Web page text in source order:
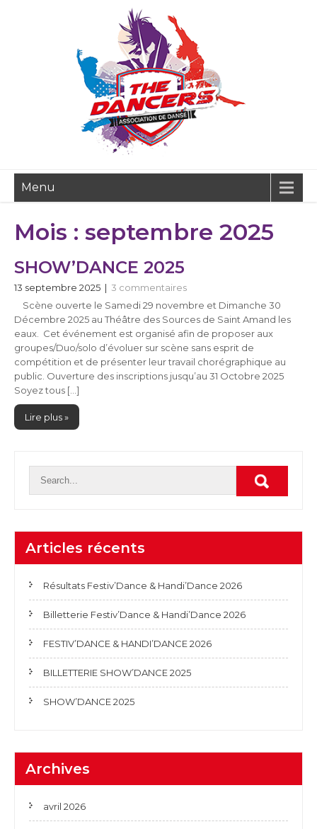
Menu
Mois : septembre 2025
SHOW’DANCE 2025
13 septembre 2025 | 3 commentaires
Scène ouverte le Samedi 29 novembre et Dimanche 30
Décembre 2025 au Théâtre des Sources de Saint Amand les
eaux. Cet événement est organisé afin de proposer aux
groupes/Duo/solo d’évoluer sur scène sans esprit de
compétition et de présenter leur travail chorégraphique au
public. Ouverture des inscriptions jusqu’au 31 Octobre 2025
Soyez tous […]
Lire plus »
Articles récents
Résultats Festiv’Dance & Handi’Dance 2026
Billetterie Festiv’Dance & Handi’Dance 2026
FESTIV’DANCE & HANDI’DANCE 2026
BILLETTERIE SHOW’DANCE 2025
SHOW’DANCE 2025
Archives
avril 2026